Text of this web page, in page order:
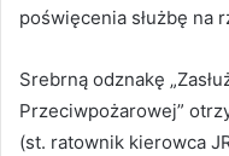
poświęcenia służbę na
Srebrną odznakę
Przeciwpożarowej”
(st. ratownik kierowca